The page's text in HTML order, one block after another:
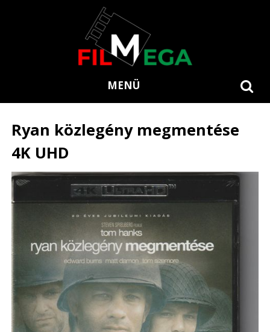
MENÜ
Ryan közlegény megmentése
4K UHD